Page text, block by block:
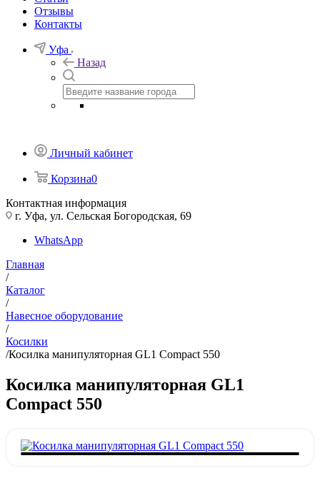
Отзывы
Контакты
Уфа
Назад
Личный кабинет
Корзина0
Контактная информация
г. Уфа, ул. Сельская Богородская, 69
WhatsApp
Главная
/
Каталог
/
Навесное оборудование
/
Косилки
/Косилка манипуляторная GL1 Compact 550
Косилка манипуляторная GL1
Compact 550